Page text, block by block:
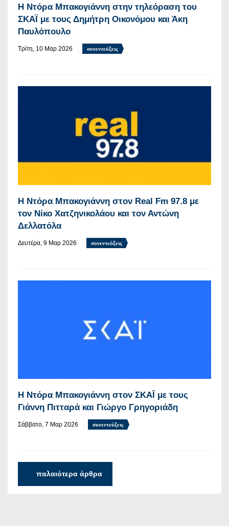
Η Ντόρα Μπακογιάννη στην τηλεόραση του
ΣΚΑΪ με τους Δημήτρη Οικονόμου και Άκη
Παυλόπουλο
Τρίτη, 10 Μαρ 2026 συνεντεύξεις
Η Ντόρα Μπακογιάννη στον Real Fm 97.8 με
τον Νίκο Χατζηνικολάου και τον Αντώνη
Δελλατόλα
Δευτέρα, 9 Μαρ 2026 συνεντεύξεις
Η Ντόρα Μπακογιάννη στον ΣΚΑΪ με τους
Γιάννη Πιτταρά και Γιώργο Γρηγοριάδη
Σάββατο, 7 Μαρ 2026 συνεντεύξεις
παλαιότερα άρθρα